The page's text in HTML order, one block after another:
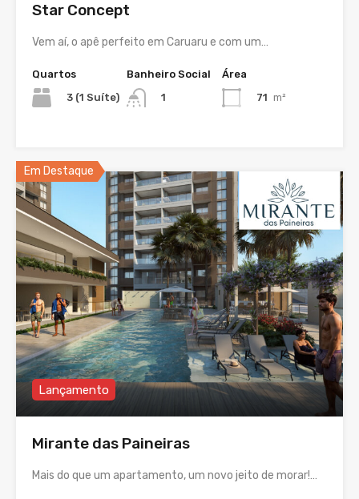
Star Concept
Vem aí, o apê perfeito em Caruaru e com um…
Quartos
3 (1 Suíte)
Banheiro Social
1
Área
71 m²
Em Destaque
Lançamento
Mirante das Paineiras
Mais do que um apartamento, um novo jeito de morar!…